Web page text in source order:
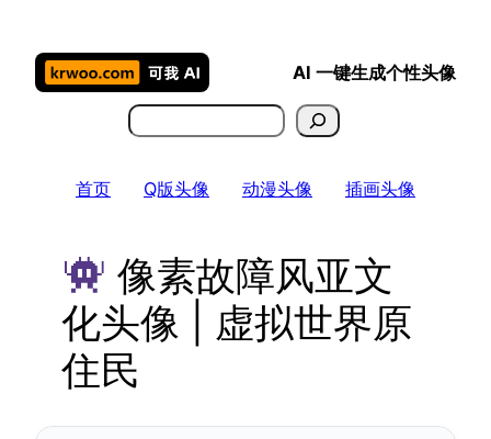
AI 一键生成个性头像
搜
索
首页 Q版头像 动漫头像 插画头像
像素故障风亚文
化头像 | 虚拟世界原
住民